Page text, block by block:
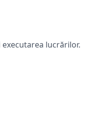
lucrărilor.